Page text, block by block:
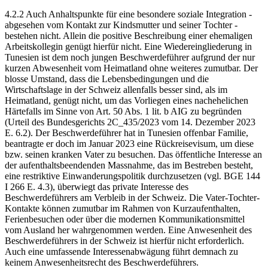
4.2.2 Auch Anhaltspunkte für eine besondere soziale Integration -
abgesehen vom Kontakt zur Kindsmutter und seiner Tochter -
bestehen nicht. Allein die positive Beschreibung einer ehemaligen
Arbeitskollegin genügt hierfür nicht. Eine Wiedereingliederung in
Tunesien ist dem noch jungen Beschwerdeführer aufgrund der nur
kurzen Abwesenheit vom Heimatland ohne weiteres zumutbar. Der
blosse Umstand, dass die Lebensbedingungen und die
Wirtschaftslage in der Schweiz allenfalls besser sind, als im
Heimatland, genügt nicht, um das Vorliegen eines nachehelichen
Härtefalls im Sinne von Art. 50 Abs. 1 lit. b AIG zu begründen
(Urteil des Bundesgerichts 2C_435/2023 vom 14. Dezember 2023
E. 6.2). Der Beschwerdeführer hat in Tunesien offenbar Familie,
beantragte er doch im Januar 2023 eine Rückreisevisum, um diese
bzw. seinen kranken Vater zu besuchen. Das öffentliche Interesse an
der aufenthaltsbeendenden Massnahme, das im Bestreben besteht,
eine restriktive Einwanderungspolitik durchzusetzen (vgl. BGE 144
I 266 E. 4.3), überwiegt das private Interesse des
Beschwerdeführers am Verbleib in der Schweiz. Die Vater-Tochter-
Kontakte können zumutbar im Rahmen von Kurzaufenthalten,
Ferienbesuchen oder über die modernen Kommunikationsmittel
vom Ausland her wahrgenommen werden. Eine Anwesenheit des
Beschwerdeführers in der Schweiz ist hierfür nicht erforderlich.
Auch eine umfassende Interessenabwägung führt demnach zu
keinem Anwesenheitsrecht des Beschwerdeführers.